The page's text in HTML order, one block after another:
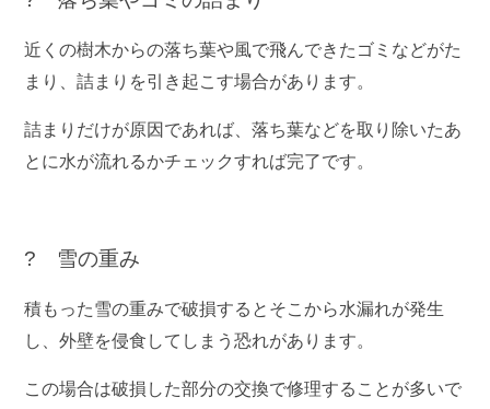
近くの樹木からの落ち葉や風で飛んできたゴミなどがた
まり、詰まりを引き起こす場合があります。
詰まりだけが原因であれば、落ち葉などを取り除いたあ
とに水が流れるかチェックすれば完了です。
? 雪の重み
積もった雪の重みで破損するとそこから水漏れが発生
し、外壁を侵食してしまう恐れがあります。
この場合は破損した部分の交換で修理することが多いで